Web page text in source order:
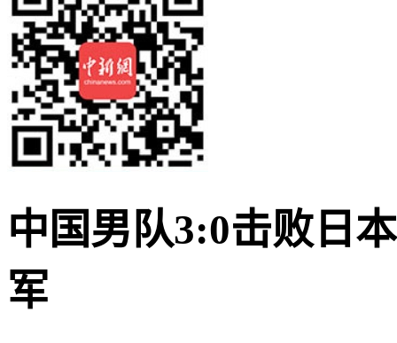
中国男队3:0击败日
军